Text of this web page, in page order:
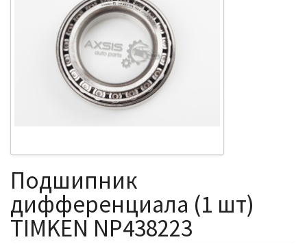
Подшипник
дифференциала (1 шт)
TIMKEN NP438223